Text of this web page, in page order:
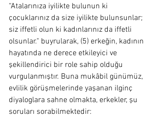
“Atalarınıza iyilikte bulunun ki
çocuklarınız da size iyilikte bulunsunlar;
siz iffetli olun ki kadınlarınız da iffetli
olsunlar." buyrularak, (5) erkeğin, kadının
hayatında ne derece etkileyici ve
şekillendirici bir role sahip olduğu
vurgulanmıştır. Buna mukâbil günümüz,
evlilik görüşmelerinde yaşanan ilginç
diyaloglara sahne olmakta, erkekler, şu
soruları sorabilmektedir: